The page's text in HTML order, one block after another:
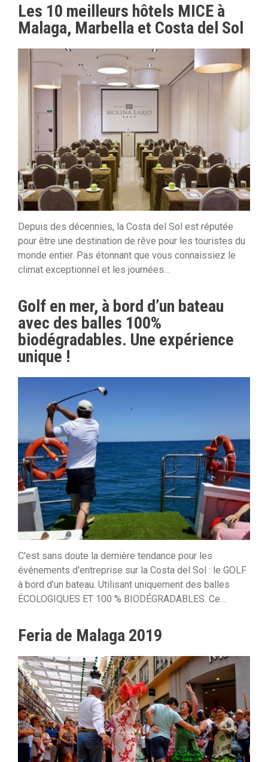
Les 10 meilleurs hôtels MICE à
Malaga, Marbella et Costa del Sol
Depuis des décennies, la Costa del Sol est réputée
pour être une destination de rêve pour les touristes du
monde entier. Pas étonnant que vous connaissiez le
climat exceptionnel et les journées…
Golf en mer, à bord d’un bateau
avec des balles 100%
biodégradables. Une expérience
unique !
C'est sans doute la dernière tendance pour les
événements d'entreprise sur la Costa del Sol : le GOLF
à bord d’un bateau. Utilisant uniquement des balles
ÉCOLOGIQUES ET 100 % BIODÉGRADABLES. Ce…
Feria de Malaga 2019